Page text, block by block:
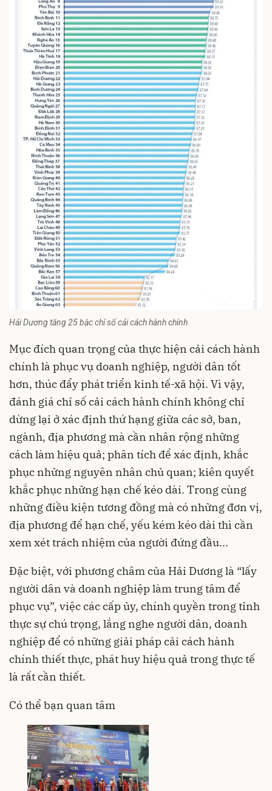
Hải Dương tăng 25 bậc chỉ số cải cách hành chính
Mục đích quan trọng của thực hiện cải cách hành
chính là phục vụ doanh nghiệp, người dân tốt
hơn, thúc đẩy phát triển kinh tế-xã hội. Vì vậy,
đánh giá chỉ số cải cách hành chính không chỉ
dừng lại ở xác định thứ hạng giữa các sở, ban,
ngành, địa phương mà cần nhân rộng những
cách làm hiệu quả; phân tích để xác định, khắc
phục những nguyên nhân chủ quan; kiên quyết
khắc phục những hạn chế kéo dài. Trong cùng
những điều kiện tương đồng mà có những đơn vị,
địa phương để hạn chế, yếu kém kéo dài thì cần
xem xét trách nhiệm của người đứng đầu...
Đặc biệt, với phương châm của Hải Dương là “lấy
người dân và doanh nghiệp làm trung tâm để
phục vụ”, việc các cấp ủy, chính quyền trong tỉnh
thực sự chú trọng, lắng nghe người dân, doanh
nghiệp để có những giải pháp cải cách hành
chính thiết thực, phát huy hiệu quả trong thực tế
là rất cần thiết.
Có thể bạn quan tâm